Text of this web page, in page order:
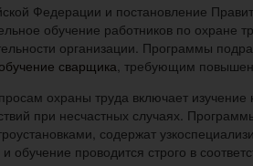
Федерации и постановление
обучение работников по охране
организации. Программы
обучение сварщика , требующим
охраны труда включает
при несчастных случаях.
содержат
проводится строго в